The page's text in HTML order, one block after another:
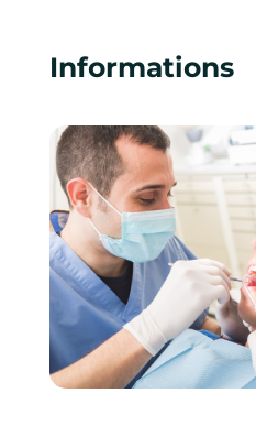
Informations